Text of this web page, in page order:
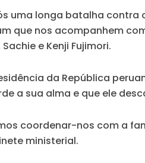
uma longa batalha contra
que nos acompanhem
Sachie e Kenji Fujimori.
da República
a sua alma e que ele
coordenar-nos com a
ministerial.